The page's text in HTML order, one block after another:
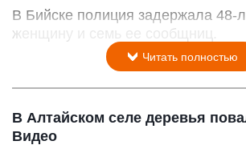
В Бийске полиция задержала 48-
женщину и семь ее сообщниц.
Читать полностью
В Алтайском селе деревья
Видео